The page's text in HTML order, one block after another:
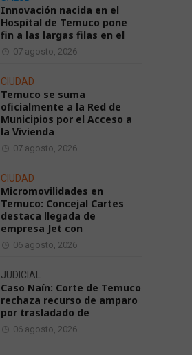
Innovación nacida en el
Hospital de Temuco pone
fin a las largas filas en el
07 agosto, 2026
CIUDAD
Temuco se suma
oficialmente a la Red de
Municipios por el Acceso a
la Vivienda
07 agosto, 2026
CIUDAD
Micromovilidades en
Temuco: Concejal Cartes
destaca llegada de
empresa Jet con
06 agosto, 2026
JUDICIAL
Caso Naín: Corte de Temuco
rechaza recurso de amparo
por trasladado de
06 agosto, 2026